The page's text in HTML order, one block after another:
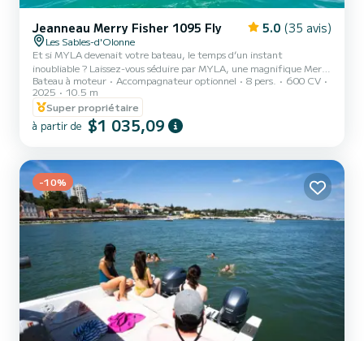
Jeanneau Merry Fisher 1095 Fly 5.0 (35 avis)
Les Sables-d'Olonne
Et si MYLA devenait votre bateau, le temps d’un instant
inoubliable ? Laissez-vous séduire par MYLA, une magnifique Merry
Fisher 1095 Fly de 2025, pour vivre une expérience unique en mer.
Que ce soit pour une nuit insolite à quai, une journée de navigation
le long de notre splendide littoral, ou encore une croisière vers la
Bretagne ou le bassin d’Arcachon, MYLA vous attend. Dotée de
deux moteurs Yamaha de 300 cv pilotés avec précision grâce à son
Bateau à moteur Accompagnateur optionnel 8 pers.
600 CV
2025
10.5 m
Super propriétaire
à partir de $1 035,09
-10%